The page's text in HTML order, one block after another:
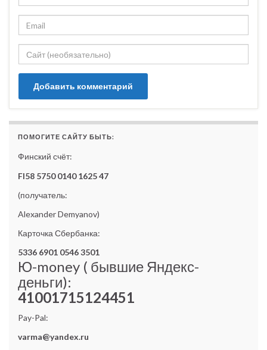
ПОМОГИТЕ САЙТУ БЫТЬ:
Финский счёт:
FI58 5750 0140 1625 47
(получатель:
Alexander Demyanov)
Карточка Сбербанка:
5336 6901 0546 3501
Ю-money ( бывшие Яндекс-
деньги):
41001715124451
Pay-Pal:
varma@yandex.ru